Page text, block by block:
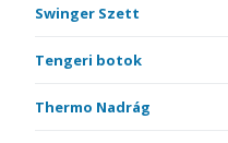
Swinger Szett
Tengeri botok
Thermo Nadrág